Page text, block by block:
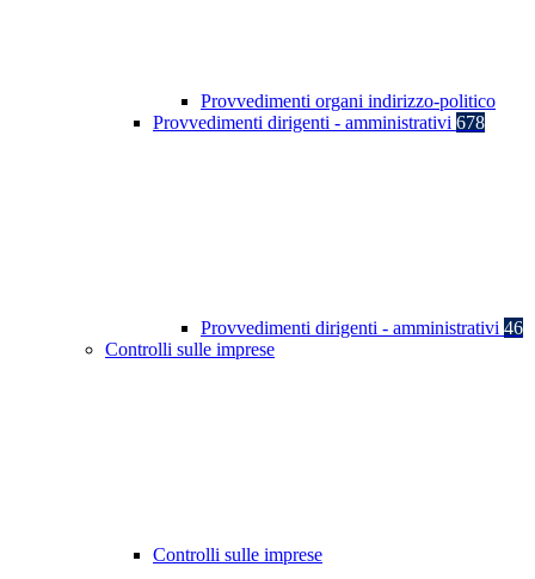
Provvedimenti organi indirizzo-politico
Provvedimenti dirigenti - amministrativi 678
Provvedimenti dirigenti - amministrativi 46
Controlli sulle imprese
Controlli sulle imprese